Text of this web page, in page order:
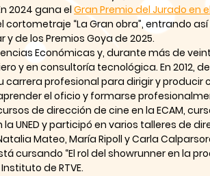
2024 gana el Gran Premio del Jurado en
cortometraje “La Gran obra”, entrando
y de los Premios Goya de 2025.
Económicas y, durante más de
y en consultoría tecnológica. En 2012,
carrera profesional para dirigir y producir
el oficio y formarse
de dirección de cine en la ECAM,
la UNED y participó en varios talleres de
Mateo, María Ripoll y Carla
cursando “El rol del showrunner en la
de RTVE.